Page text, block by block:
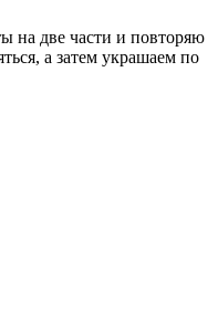
на две части и повторяю
а затем украшаем по